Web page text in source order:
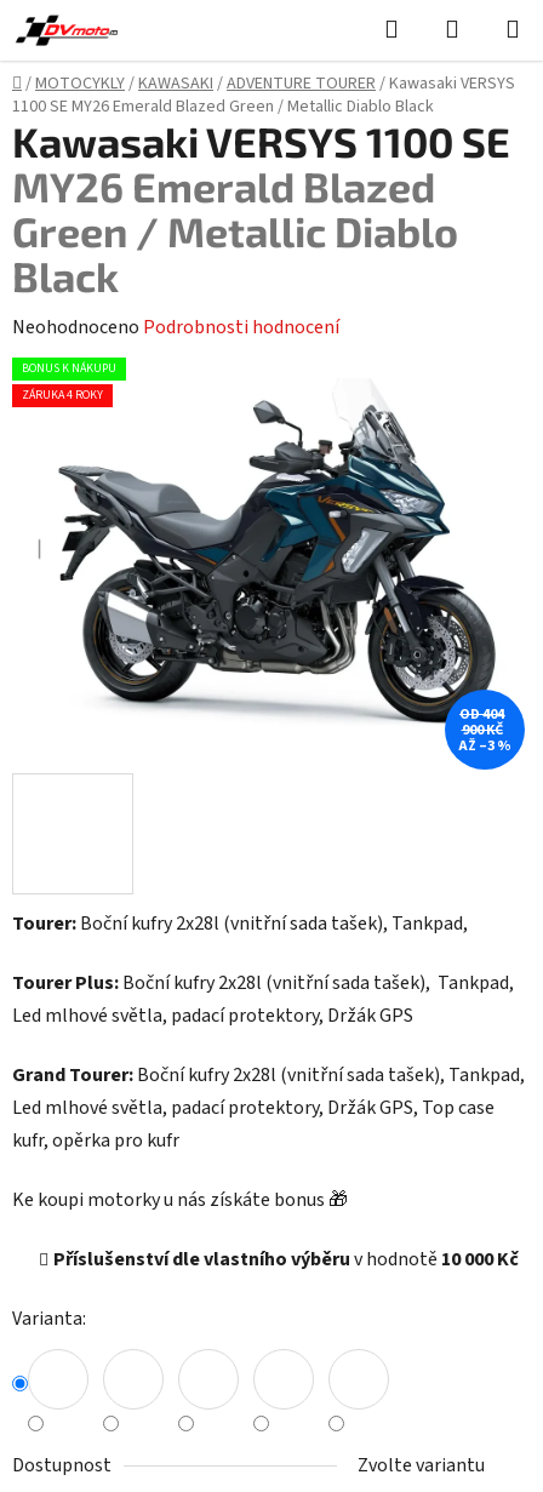
Přejít
na
obsah
Hledat
KOŠÍK
Domů
/MOTOCYKLY/KAWASAKI/ADVENTURE TOURER/Kawasaki VERSYS
1100 SEMY26 Emerald Blazed Green / Metallic Diablo Black
Tourer:Boční kufry 2x28l (vnitřní sada tašek), Tankpad,
Tourer Plus:Boční kufry 2x28l (vnitřní sada tašek), Tankpad,
Led mlhové světla, padací protektory, Držák GPS
Grand Tourer:Boční kufry 2x28l (vnitřní sada tašek), Tankpad,
Led mlhové světla, padací protektory, Držák GPS, Top case
kufr, opěrka pro kufr
Ke koupi motorky u nás získáte bonus 🎁
Příslušenství dle vlastního výběruv hodnotě 10 000 Kč
Varianta:
Dostupnost Zvolte variantu
Kawasaki VERSYS 1100 SE
MY26 Emerald Blazed
Green / Metallic Diablo
Black
Průměrné
hodnocení
produktu
hvězdiček.
Neohodnoceno Podrobnosti hodnocení
BONUS K NÁKUPU
ZÁRUKA 4 ROKY
OD 404
900 KČ
AŽ –3 %